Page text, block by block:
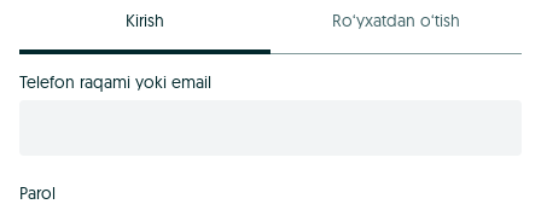
Kirish Ro‘yxatdan o‘tish
Telefon raqami yoki email
Parol